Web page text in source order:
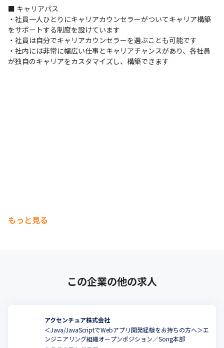
ど、誰もが平等に自分らしく働き、力を発揮できるよう尽
力しています。
■Pride
独自の働き方改革を進めています
ず自分の考えを率直に発言することが歓迎される、アクセ
≪社員の成長を支える充実したトレーニング環境≫
グローバルで統一されたトレーニングが数多くあり、社員
・Web上で受ける所属別・スキル別に用意されたトレー
ニング(20,000コース以上)
■ キャリアパス
・社員一人ひとりにキャリアカウンセラーがついてキャリア構築
をサポートする制度を設けています
・社員は自分でキャリアカウンセラーを選ぶことも可能です
・社内には非常に幅広い仕事とキャリアチャンスがあり、各社員
が独自のキャリアをカスタマイズし、構築できます
もっと見る
この企業の他の求人
アクセンチュア株式会社
＜Java/JavaScriptでWebアプリ開発経験をお持ちの方へ＞エ
ンジニアリング組織オープンポジション／Song本部